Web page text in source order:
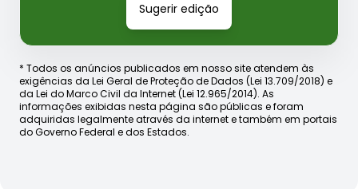
Sugerir edição
* Todos os anúncios publicados em nosso site atendem às
exigências da Lei Geral de Proteção de Dados (Lei 13.709/2018) e
da Lei do Marco Civil da Internet (Lei 12.965/2014). As
informações exibidas nesta página são públicas e foram
adquiridas legalmente através da internet e também em portais
do Governo Federal e dos Estados.